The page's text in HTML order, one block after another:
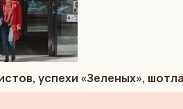
успехи «Зеленых»,